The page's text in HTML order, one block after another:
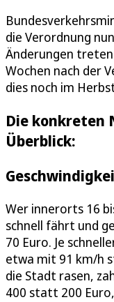
die Verordnung
Änderungen
Wochen nach der
dies noch im
Die konkreten
Überblick:
Wer innerorts 16
schnell fährt und
70 Euro. Je
etwa mit 91 km/h
die Stadt rasen,
400 statt 200